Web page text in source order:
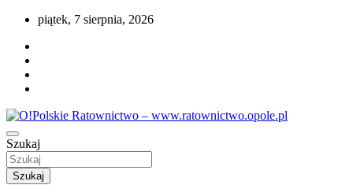
Przejdź
treści
piątek, 7 sierpnia, 2026
O!Polskie Ratownictwo –
www.ratownictwo.opole.pl
Portal opolskiego i polskiego ratownictwa.
Szukaj
Szukaj